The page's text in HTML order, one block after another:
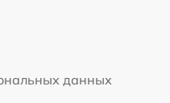
данных